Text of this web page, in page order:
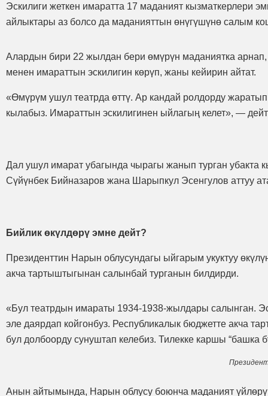
Эскилиги жеткен имаратта 17 маданият кызматкерлери
айлыктары аз болсо да маданияттын өнүгүшүнө салым
Алардын бири 22 жылдан бери өмүрүн маданиятка арнап,
менен имараттын эскилигин көрүп, жаны кейирин айтат.
«Өмүрүм ушул театрда өттү. Ар кандай ролдорду
кылабыз. Имараттын эскилигинен ыйлагың келет», —
Дал ушул имарат убагында чырагы жанып турган убакта
Сүйүнбек Бийназаров жана Шарыпкул Эсенгулов аттуу
Бийлик өкүлдөрү эмне дейт?
Президенттин Нарын облусундагы ыйгарым укуктуу
акча тартыштыгынан салынбай турганын билдирди.
«Бул театрдын имараты 1934-1938-жылдары салынган.
эле даярдап койгонбуз. Республикалык бюджетте акча
бул долбоорду сунуштап келебиз. Тилекке каршы “башка
Анын айтымында, Нарын облусу боюнча маданият